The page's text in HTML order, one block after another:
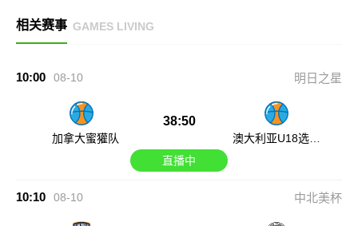
相关赛事 GAMES LIVING
10:00 08-10 明日之星
加拿大蜜獾队
38:50
澳大利亚U18选拔
直播中
10:10 08-10 中北美杯